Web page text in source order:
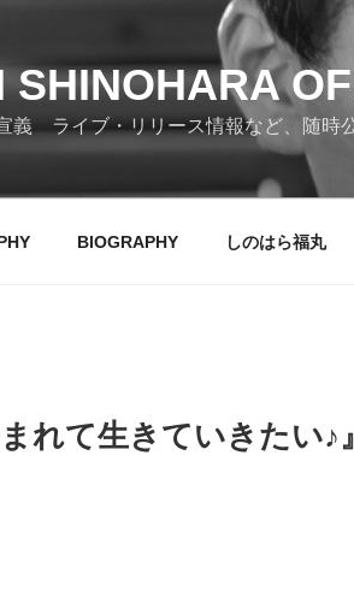
SHINOHARA
義 ライブ・リリース情報など、随時
BIOGRAPHY しのはら福丸
れて生きていきたい♪』